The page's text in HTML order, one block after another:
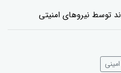
توسط نیروهای امنیتی